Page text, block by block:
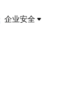
企业安全